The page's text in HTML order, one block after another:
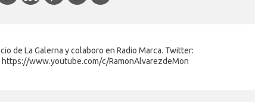
de La Galerna y colaboro en Radio Marca. Twitter:
https://www.youtube.com/c/RamonAlvarezdeMon